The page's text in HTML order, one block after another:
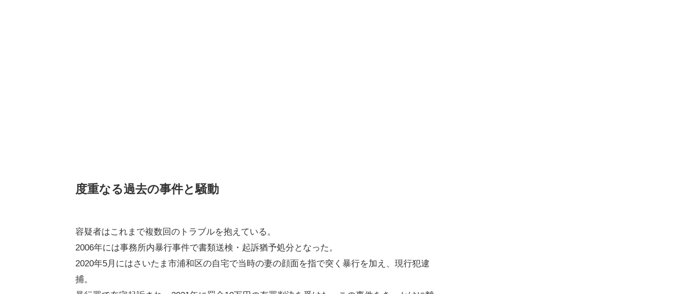
度重なる過去の事件と騒動
容疑者はこれまで複数回のトラブルを抱えている。
2006年には事務所内暴行事件で書類送検・起訴猶予処分となった。
2020年5月にはさいたま市浦和区の自宅で当時の妻の顔面を指で突く暴行を加え、現行犯逮
捕。